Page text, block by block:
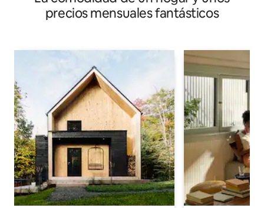
precios mensuales fantásticos